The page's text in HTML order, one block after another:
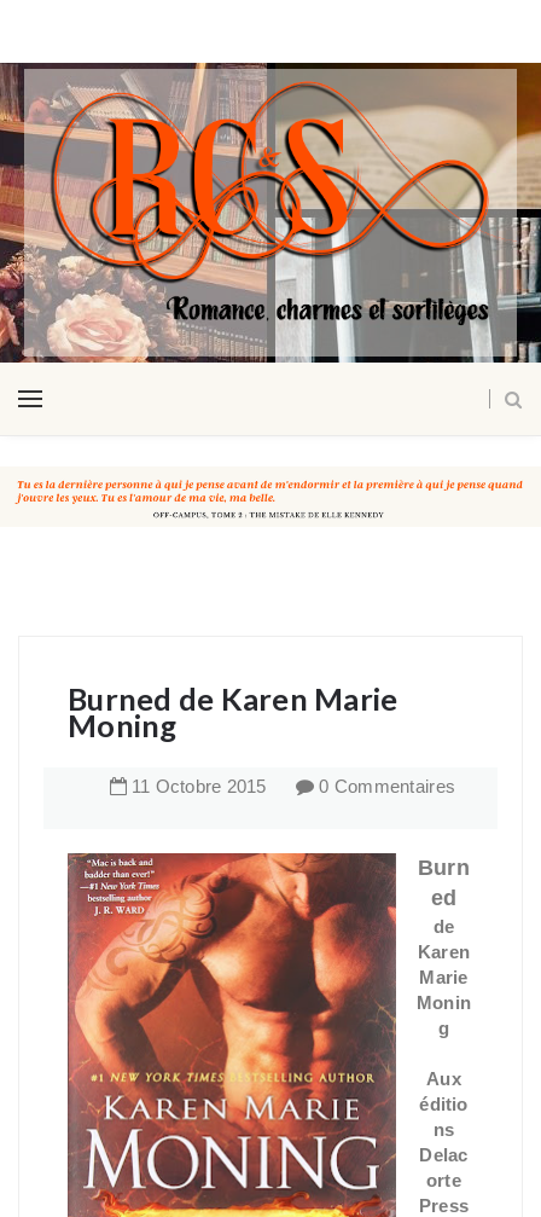
Burned de Karen Marie
Moning
11 Octobre 2015 0 Commentaires
Burn
ed
de
Karen
Marie
Monin
g
Aux
éditio
ns
Delac
orte
Press